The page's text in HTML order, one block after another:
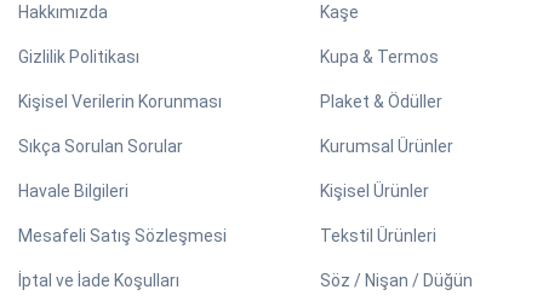
Hakkımızda
Gizlilik Politikası
Kişisel Verilerin Korunması
Sıkça Sorulan Sorular
Havale Bilgileri
Mesafeli Satış Sözleşmesi
İptal ve İade Koşulları
Kaşe
Kupa & Termos
Plaket & Ödüller
Kurumsal Ürünler
Kişisel Ürünler
Tekstil Ürünleri
Söz / Nişan / Düğün